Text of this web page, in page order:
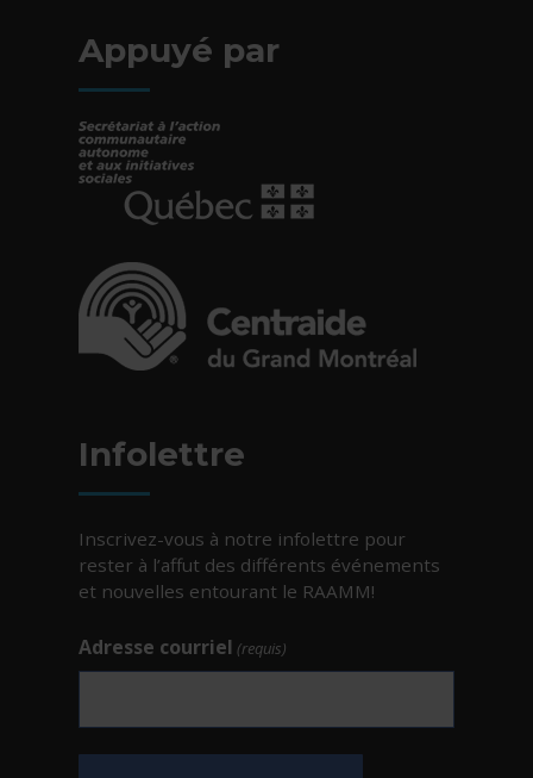
Appuyé par
Infolettre
Inscrivez-vous à notre infolettre pour
rester à l’affut des différents événements
et nouvelles entourant le RAAMM!
Adresse courriel (requis)